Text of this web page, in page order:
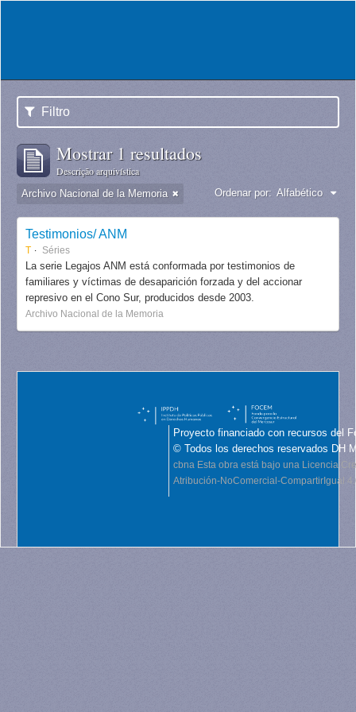
Filtro
Mostrar 1 resultados
Descrição arquivística
Archivo Nacional de la Memoria Ordenar por: Alfabético
Testimonios/ ANM
T Séries
La serie Legajos ANM está conformada por testimonios de
familiares y víctimas de desaparición forzada y del accionar
represivo en el Cono Sur, producidos desde 2003.
Archivo Nacional de la Memoria
Proyecto financiado con recursos del
© Todos los derechos reservados DH
cbna Esta obra está bajo una Licencia
Atribución-NoComercial-CompartirIgual